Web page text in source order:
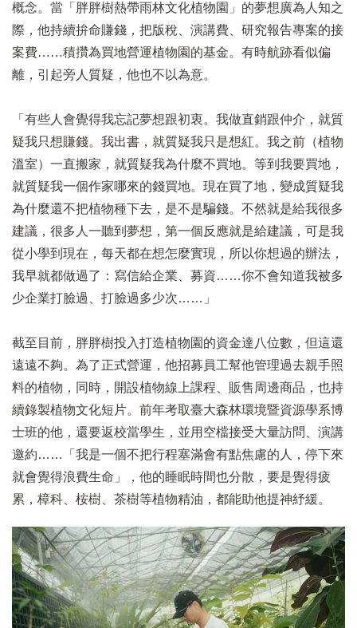
概念。當「胖胖樹熱帶雨林文化植物園」的夢想廣為人知之
際，他持續拚命賺錢，把版稅、演講費、研究報告專案的接
案費……積攢為買地營運植物園的基金。有時航跡看似偏
離，引起旁人質疑，他也不以為意。
「有些人會覺得我忘記夢想跟初衷。我做直銷跟仲介，就質
疑我只想賺錢。我出書，就質疑我只是想紅。我之前（植物
溫室）一直搬家，就質疑我為什麼不買地。等到我要買地，
就質疑我一個作家哪來的錢買地。現在買了地，變成質疑我
為什麼還不把植物種下去，是不是騙錢。不然就是給我很多
建議，很多人一聽到夢想，第一個反應就是給建議，可是我
從小學到現在，每天都在想怎麼實現，所以你想過的辦法，
我早就都做過了：寫信給企業、募資……你不會知道我被多
少企業打臉過、打臉過多少次……」
截至目前，胖胖樹投入打造植物園的資金達八位數，但這還
遠遠不夠。為了正式營運，他招募員工幫他管理過去親手照
料的植物，同時，開設植物線上課程、販售周邊商品，也持
續錄製植物文化短片。前年考取臺大森林環境暨資源學系博
士班的他，還要返校當學生，並用空檔接受大量訪問、演講
邀約……「我是一個不把行程塞滿會有點焦慮的人，停下來
就會覺得浪費生命」，他的睡眠時間也分散，要是覺得疲
累，樟科、桉樹、茶樹等植物精油，都能助他提神紓緩。